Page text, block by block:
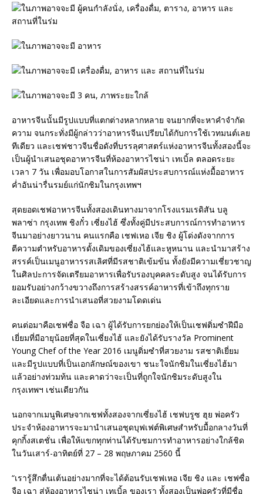
อาหารจีนนั้นมีรูปแบบที่แตกต่างหลากหลาย จนยากที่จะหาคำจำกัด
ความ จนกระทั่งมีผู้กล่าวว่าอาหารจีนเปรียบได้กับการใช้เวทมนต์เลย
ทีเดียว และเชฟชาวจีนชื่อดังที่บรรลุศาสตร์แห่งอาหารจีนทั้งสองนี้จะ
เป็นผู้นำเสนอชุดอาหารจีนที่ห้องอาหารไชน่า เทเบิ้ล ตลอดระยะ
เวลา 7 วัน เพื่อมอบโอกาสในการสัมผัสประสบการณ์แห่งมื้ออาหาร
ค่ำอันน่ารื่นรมย์แก่นักชิมในกรุงเทพฯ
สุดยอดเชฟอาหารจีนทั้งสองเดินทางมาจากโรงแรมเรดิสัน บลู
พลาซ่า กรุงเทพ ชิงกั๋ว เซี่ยงไฮ้ ซึ่งทั้งคู่มีประสบการณ์การทำอาหาร
จีนมาอย่างยาวนาน คนแรกคือ เชฟเหอ เจีย ชิง ผู้โด่งดังจากการ
ตีความตำหรับอาหารดั้งเดิมของเซี่ยงไฮ้และหูหนาน และนำมาสร้าง
สรรค์เป็นเมนูอาหารรสเลิศที่มีรสชาติเข้มข้น ทั้งยังมีความเชี่ยวชาญ
ในศิลปะการจัดเตรียมอาหารเพื่อรับรองบุคคลระดับสูง จนได้รับการ
ยอมรับอย่างกว้างขวางถึงการสร้างสรรค์อาหารที่เข้าถึงทุกราย
ละเอียดและการนำเสนอที่สวยงามโดดเด่น
คนต่อมาคือเชฟซื่อ จือ เฉา ผู้ได้รับการยกย่องให้เป็นเชฟติ่มซำฝีมือ
เยี่ยมที่มีอายุน้อยที่สุดในเซี่ยงไฮ้ และยังได้รับรางวัล Prominent
Young Chef of the Year 2016 เมนูติ่มซำที่สวยงาม รสชาติเยี่ยม
และมีรูปแบบที่เป็นเอกลักษณ์ของเขา ชนะใจนักชิมในเซี่ยงไฮ้มา
แล้วอย่างท่วมท้น และคาดว่าจะเป็นที่ถูกใจนักชิมระดับสูงใน
กรุงเทพฯ เช่นเดียวกัน
นอกจากเมนูพิเศษจากเชฟทั้งสองจากเซี่ยงไฮ้ เชฟบรูซ ฮุย พ่อครัว
ประจำห้องอาหารจะมานำเสนอชุดบุฟเฟต์พิเศษสำหรับมื้อกลางวันที่
คุกกิ้งสเตชั่น เพื่อให้แขกทุกท่านได้รับชมการทำอาหารอย่างใกล้ชิด
ในวันเสาร์-อาทิตย์ที่ 27 – 28 พฤษภาคม 2560 นี้
“เรารู้สึกตื่นเต้นอย่างมากที่จะได้ต้อนรับเชฟเหอ เจีย ชิง และ เชฟซื่อ
จือ เฉา สู่ห้องอาหารไชน่า เทเบิ้ล ของเรา ทั้งสองเป็นพ่อครัวที่มีชื่อ